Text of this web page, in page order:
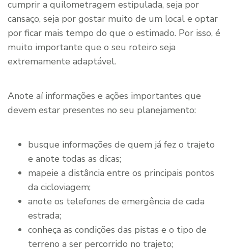
cumprir a quilometragem estipulada, seja por
cansaço, seja por gostar muito de um local e optar
por ficar mais tempo do que o estimado. Por isso, é
muito importante que o seu roteiro seja
extremamente adaptável.
Anote aí informações e ações importantes que
devem estar presentes no seu planejamento:
busque informações de quem já fez o trajeto
e anote todas as dicas;
mapeie a distância entre os principais pontos
da cicloviagem;
anote os telefones de emergência de cada
estrada;
conheça as condições das pistas e o tipo de
terreno a ser percorrido no trajeto;